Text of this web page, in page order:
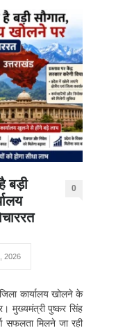
बड़ी
0
2026
कार्यालय खोलने के
मुख्यमंत्री पुष्कर सिंह
सफलता मिलने जा रही